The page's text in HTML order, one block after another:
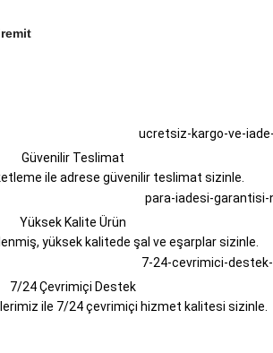
Güvenilir Teslimat
ile adrese güvenilir teslimat sizinle.
Yüksek Kalite Ürün
yüksek kalitede şal ve eşarplar sizinle.
7/24 Çevrimiçi Destek
ile 7/24 çevrimiçi hizmet kalitesi sizinle.